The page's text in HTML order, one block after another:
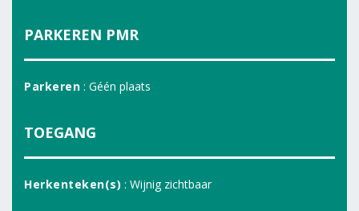
PARKEREN PMR
Parkeren : Géén plaats
TOEGANG
Herkenteken(s) : Wijnig zichtbaar